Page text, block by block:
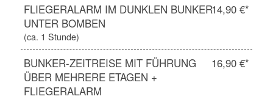
FLIEGERALARM IM DUNKLEN BUNKER
UNTER BOMBEN
14,90 €*
(ca. 1 Stunde)
BUNKER-ZEITREISE MIT FÜHRUNG
ÜBER MEHRERE ETAGEN +
FLIEGERALARM
16,90 €*